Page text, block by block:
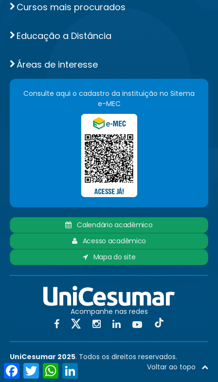
Cursos mais procurados
Educação a Distância
Áreas de interesse
Consulte aqui o cadastro da instituição no Sitema
e-MEC
Calendário acadêmico
Acesso acadêmico
Mapa do site
Acompanhe nas redes
UniCesumar 2025. Todos os direitos reservados.
Voltar ao topo
FacebookTwitter WhatsApp